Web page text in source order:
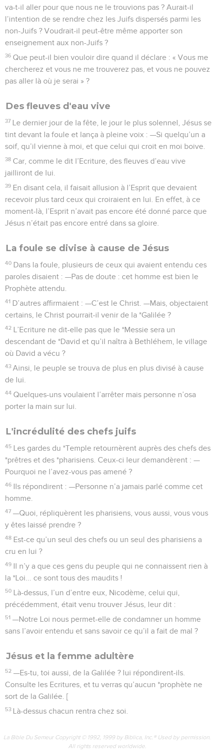
va-t-il aller pour que nous ne le trouvions pas ? Aurait-il
l’intention de se rendre chez les Juifs dispersés parmi les
non-Juifs ? Voudrait-il peut-être même apporter son
enseignement aux non-Juifs ?
36 Que peut-il bien vouloir dire quand il déclare : « Vous me
chercherez et vous ne me trouverez pas, et vous ne pouvez
pas aller là où je serai » ?
Des fleuves d'eau vive
37 Le dernier jour de la fête, le jour le plus solennel, Jésus se
tint devant la foule et lança à pleine voix : —Si quelqu’un a
soif, qu’il vienne à moi, et que celui qui croit en moi boive.
38 Car, comme le dit l’Ecriture, des fleuves d’eau vive
jailliront de lui.
39 En disant cela, il faisait allusion à l’Esprit que devaient
recevoir plus tard ceux qui croiraient en lui. En effet, à ce
moment-là, l’Esprit n’avait pas encore été donné parce que
Jésus n’était pas encore entré dans sa gloire.
La foule se divise à cause de Jésus
40 Dans la foule, plusieurs de ceux qui avaient entendu ces
paroles disaient : —Pas de doute : cet homme est bien le
Prophète attendu.
41 D’autres affirmaient : —C’est le Christ. —Mais, objectaient
certains, le Christ pourrait-il venir de la *Galilée ?
42 L’Ecriture ne dit-elle pas que le *Messie sera un
descendant de *David et qu’il naîtra à Bethléhem, le village
où David a vécu ?
43 Ainsi, le peuple se trouva de plus en plus divisé à cause
de lui.
44 Quelques-uns voulaient l’arrêter mais personne n’osa
porter la main sur lui.
L'incrédulité des chefs juifs
45 Les gardes du *Temple retournèrent auprès des chefs des
*prêtres et des *pharisiens. Ceux-ci leur demandèrent : —
Pourquoi ne l’avez-vous pas amené ?
46 Ils répondirent : —Personne n’a jamais parlé comme cet
homme.
47 —Quoi, répliquèrent les pharisiens, vous aussi, vous vous
y êtes laissé prendre ?
48 Est-ce qu’un seul des chefs ou un seul des pharisiens a
cru en lui ?
49 Il n’y a que ces gens du peuple qui ne connaissent rien à
la *Loi... ce sont tous des maudits !
50 Là-dessus, l’un d’entre eux, Nicodème, celui qui,
précédemment, était venu trouver Jésus, leur dit :
51 —Notre Loi nous permet-elle de condamner un homme
sans l’avoir entendu et sans savoir ce qu’il a fait de mal ?
Jésus et la femme adultère
52 —Es-tu, toi aussi, de la Galilée ? lui répondirent-ils.
Consulte les Ecritures, et tu verras qu’aucun *prophète ne
sort de la Galilée. [
53 Là-dessus chacun rentra chez soi.
La Bible Du Semeur Copyright © 1992, 1999 by Biblica, Inc.® Used by permission.
All rights reserved worldwide.